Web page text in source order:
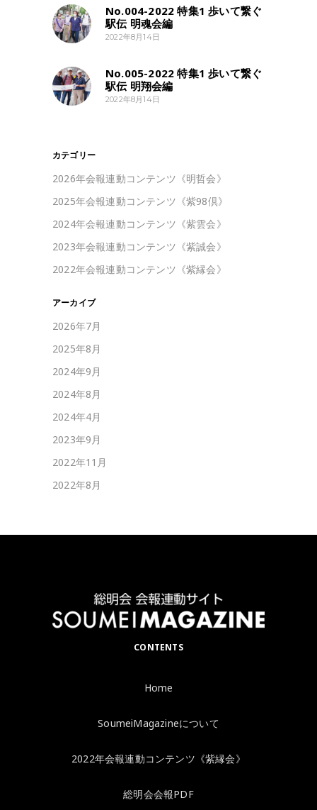
No.004-2022 特集1 歩いて繋ぐ
駅伝 明魂会編
2022年8月14日
No.005-2022 特集1 歩いて繋ぐ
駅伝 明翔会編
2022年8月14日
カテゴリー
2026年会報連動コンテンツ《明哲会》
2025年会報連動コンテンツ《紫98倶》
2024年会報連動コンテンツ《紫雲会》
2023年会報連動コンテンツ《紫誠会》
2022年会報連動コンテンツ《紫縁会》
アーカイブ
2026年7月
2025年8月
2024年9月
2024年8月
2024年4月
2023年9月
2022年11月
2022年8月
CONTENTS
Home
SoumeiMagazineについて
2022年会報連動コンテンツ《紫縁会》
総明会会報PDF